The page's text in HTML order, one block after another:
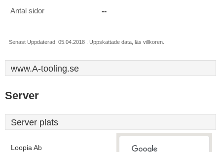
Antal sidor --
Senast Uppdaterad: 05.04.2018 . Uppskattade data, läs villkoren.
www.A-tooling.se
Server
Server plats
Loopia Ab